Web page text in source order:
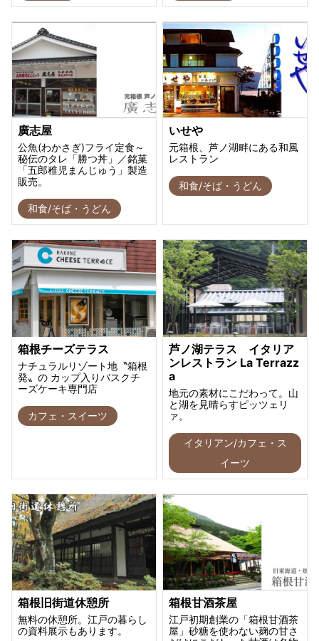
廣志屋
公魚(わかさぎ)フライ定食～
秘伝のタレ「勝つ丼」／銘菓
「五郎稚児まんじゅう」製造
販売。
和食/そば・うどん
いせや
元箱根、芦ノ湖畔にある和風
レストラン
和食/そば・うどん
箱根チーズテラス
ナチュラルリゾート地〝箱根
発〟の カップ入りバスクチ
ーズケーキ専門店
カフェ・スイーツ
芦ノ湖テラス イタリア
ンレストラン La Terrazz
a
地元の素材にこだわって。山
と湖を見晴らすピッツェリ
ァ。
イタリアン/カフェ・ス
イーツ
箱根旧街道休憩所
無料の休憩所。江戸の暮らし
の資料展示もあります。
箱根甘酒茶屋
江戸初期創業の「箱根甘酒茶
屋」砂糖を使わない麹の甘さ